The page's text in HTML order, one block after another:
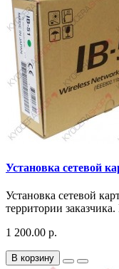
Установка cетевой
Установка сетевой
территории
1 200.00 р.
В корзину